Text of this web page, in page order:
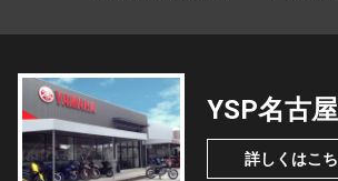
YSP名古
詳しくはこ